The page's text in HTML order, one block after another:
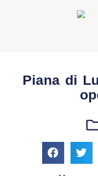
Piana di